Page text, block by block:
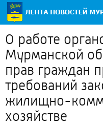
О работе
Мурманской
прав граждан
требований
жилищно-
хозяйстве